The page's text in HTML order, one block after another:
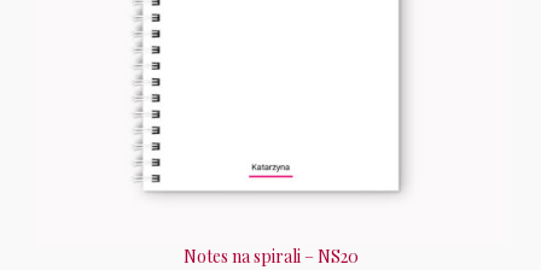
Notes na spirali – NS20